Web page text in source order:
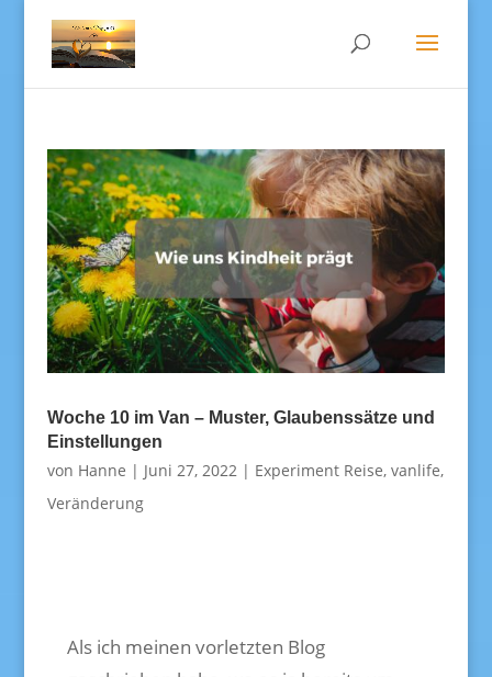
Woche 10 im Van – Muster, Glaubenssätze und
Einstellungen
von Hanne | Juni 27, 2022| Experiment Reise, vanlife,
Veränderung
Als ich meinen vorletzten Blog